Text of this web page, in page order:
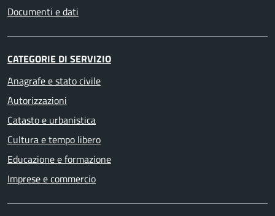
Documenti e dati
CATEGORIE DI SERVIZIO
Anagrafe e stato civile
Autorizzazioni
Catasto e urbanistica
Cultura e tempo libero
Educazione e formazione
Imprese e commercio